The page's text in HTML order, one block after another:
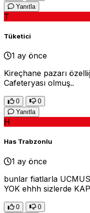
Yanıtla
T
Tüketici
1 ay önce
Kireçhane pazarı
Cafeteryası olmuş..
0
0
Yanıtla
H
Has Trabzonlu
1 ay önce
bunlar fiatlarla
YOK ehhh sizlerde
0
0